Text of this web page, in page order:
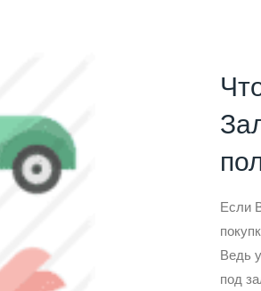
Если
Ведь
под